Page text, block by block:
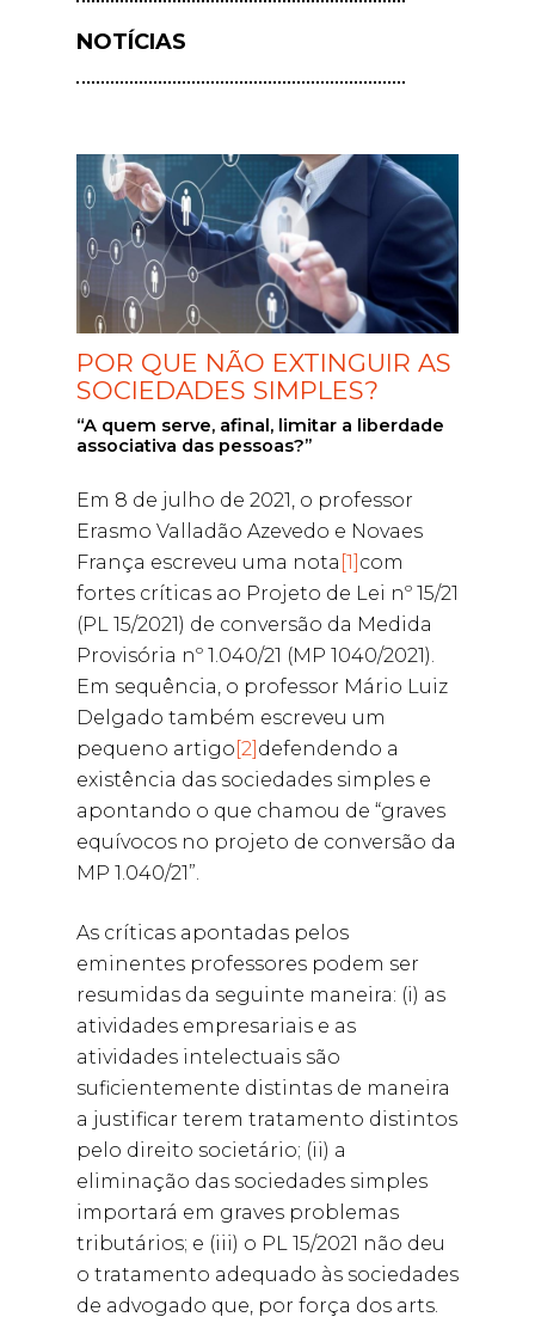
NOTÍCIAS
POR QUE NÃO EXTINGUIR AS
SOCIEDADES SIMPLES?
“A quem serve, afinal, limitar a liberdade
associativa das pessoas?”
Em 8 de julho de 2021, o professor
Erasmo Valladão Azevedo e Novaes
França escreveu uma nota [1] com
fortes críticas ao Projeto de Lei nº 15/21
(PL 15/2021) de conversão da Medida
Provisória nº 1.040/21 (MP 1040/2021).
Em sequência, o professor Mário Luiz
Delgado também escreveu um
pequeno artigo [2] defendendo a
existência das sociedades simples e
apontando o que chamou de “graves
equívocos no projeto de conversão da
MP 1.040/21”.
As críticas apontadas pelos
eminentes professores podem ser
resumidas da seguinte maneira: (i) as
atividades empresariais e as
atividades intelectuais são
suficientemente distintas de maneira
a justificar terem tratamento distintos
pelo direito societário; (ii) a
eliminação das sociedades simples
importará em graves problemas
tributários; e (iii) o PL 15/2021 não deu
o tratamento adequado às sociedades
de advogado que, por força dos arts.